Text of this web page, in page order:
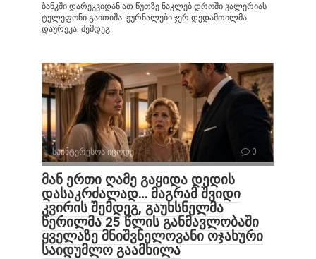
ბანკში დარეკვიდან ათ წუთზე ნაკლებ დროში ვალერიას
ტელეფონი გაითიშა. ჟურნალები ჯერ დედამთილმა
დაურეკა. შემდეგ
საინტერესოა იცოდე 0
მან ერთი ღამე გაყიდა დედის
დასაკრძალად… მაგრამ შვიდი
კვირის შემდეგ, გაუხსნელმა
წერილმა 25 წლის განმავლობაში
ყველაზე მნიშვნელოვანი ოჯახური
საიდუმლო გაამხილა